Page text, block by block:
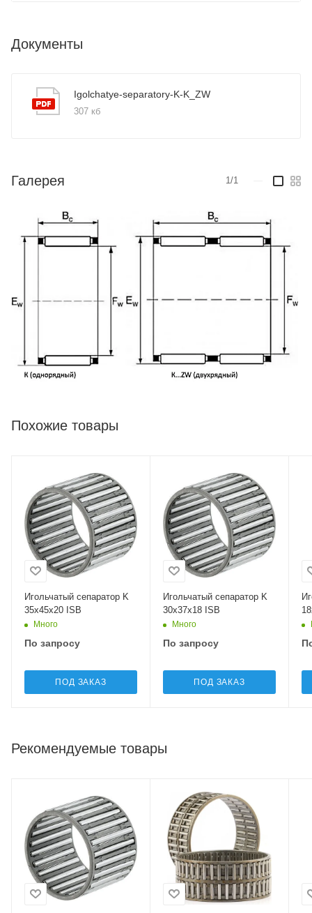
Документы
Igolchatye-separatory-K-K_ZW
307 кб
Галерея 1/1
Похожие товары
Игольчатый сепаратор K
35x45x20 ISB
Много
По запросу
ПОД ЗАКАЗ
Игольчатый сепаратор K
30x37x18 ISB
Много
По запросу
ПОД ЗАКАЗ
Рекомендуемые товары